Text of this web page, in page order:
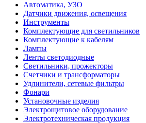
Автоматика, УЗО
Датчики движения, освещения
Инструменты
Комплектующие для светильников
Комплектующие к кабелям
Лампы
Ленты светодиодные
Светильники, прожекторы
Счетчики и трансформаторы
Удлинители, сетевые фильтры
Фонари
Установочные изделия
Электрощитовое оборудование
Электротехническая продукция